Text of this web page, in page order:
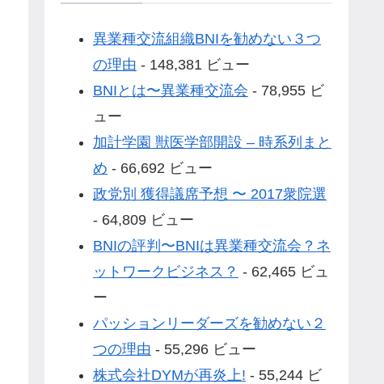
異業種交流組織BNIを勧めない３つ
の理由 - 148,381 ビュー
BNIとは〜異業種交流会 - 78,955 ビ
ュー
加計学園 獣医学部開設 – 時系列まと
め - 66,692 ビュー
政党別 獲得議席予想 〜 2017衆院選
- 64,809 ビュー
BNIの評判〜BNIは異業種交流会？ネ
ットワークビジネス？ - 62,465 ビュ
ー
パッションリーダーズを勧めない２
つの理由 - 55,296 ビュー
株式会社DYMが再炎上! - 55,244 ビ